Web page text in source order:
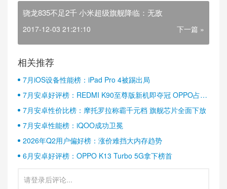
骁龙835不足2千 小米超级旗舰降临：无敌
2017-12-03 21:21:10 下一篇 »
相关推荐
7月iOS设备性能榜：iPad Pro 4被踢出局
7月安卓好评榜：REDMI K90至尊版新机即夺冠 OPPO占据
半壁江山
7月安卓性价比榜：摩托罗拉称霸千元档 旗舰芯片全面下放
7月安卓性能榜：iQOO成功卫冕
2026年Q2用户偏好榜：涨价难挡大内存趋势
6月安卓好评榜：OPPO K13 Turbo 5G拿下榜首